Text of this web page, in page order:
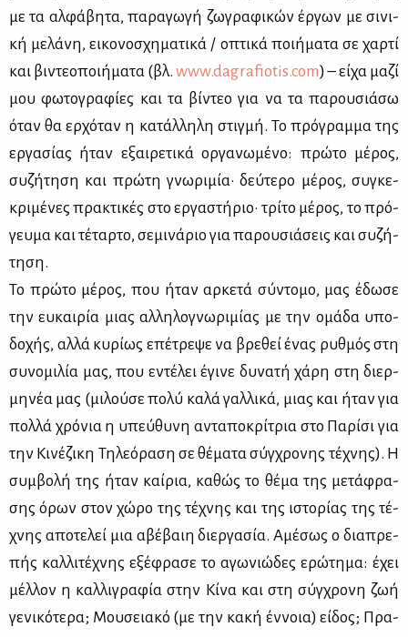
με τα αλ­φά­βη­τα, πα­ρα­γω­γή ζω­γρα­φι­κών έρ­γων με σι­νι­
κή με­λά­νη, ει­κο­νο­σχη­μα­τι­κά / οπτι­κά ποι­ή­μα­τα σε χαρ­τί
και βι­ντε­ο­ποι­ή­μα­τα (βλ. www.​dag​rafi​otis.​com) – εί­χα μα­ζί
μου φω­το­γρα­φί­ες και τα βί­ντεο για να τα πα­ρου­σιά­σω
όταν θα ερ­χό­ταν η κα­τάλ­λη­λη στιγ­μή. Το πρό­γραμ­μα της
ερ­γα­σί­ας ήταν εξαι­ρε­τι­κά ορ­γα­νω­μέ­νο: πρώ­το μέ­ρος,
συ­ζή­τη­ση και πρώ­τη γνω­ρι­μία· δεύ­τε­ρο μέ­ρος, συ­γκε­
κρι­μέ­νες πρα­κτι­κές στο ερ­γα­στή­ριο· τρί­το μέ­ρος, το πρό­
γευ­μα και τέ­ταρ­το, σε­μι­νά­ριο για πα­ρου­σιά­σεις και συ­ζή­
τη­ση.
Το πρώ­το μέ­ρος, που ήταν αρ­κε­τά σύ­ντο­μο, μας έδω­σε
την ευ­και­ρία μιας αλ­λη­λο­γνω­ρι­μί­ας με την ομά­δα υπο­
δο­χής, αλ­λά κυ­ρί­ως επέ­τρε­ψε να βρε­θεί ένας ρυθ­μός στη
συ­νο­μι­λία μας, που εντέ­λει έγι­νε δυ­να­τή χά­ρη στη διερ­
μη­νέα μας (μι­λού­σε πο­λύ κα­λά γαλ­λι­κά, μιας και ήταν για
πολ­λά χρό­νια η υπεύ­θυ­νη αντα­πο­κρί­τρια στο Πα­ρί­σι για
την Κι­νέ­ζι­κη Τη­λε­ό­ρα­ση σε θέ­μα­τα σύγ­χρο­νης τέ­χνης). Η
συμ­βο­λή της ήταν καί­ρια, κα­θώς το θέ­μα της με­τά­φρα­
σης όρων στον χώ­ρο της τέ­χνης και της ιστο­ρί­ας της τέ­
χνης απο­τε­λεί μια αβέ­βαιη διερ­γα­σία. Αμέ­σως ο δια­πρε­
πής καλ­λι­τέ­χνης εξέ­φρα­σε το αγω­νιώ­δες ερώ­τη­μα: έχει
μέλ­λον η καλ­λι­γρα­φία στην Κί­να και στη σύγ­χρο­νη ζωή
γε­νι­κό­τε­ρα; Μου­σεια­κό (με την κα­κή έν­νοια) εί­δος; Πρα­